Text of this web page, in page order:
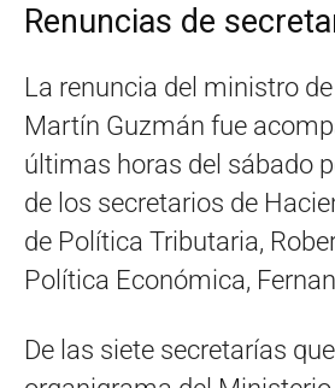
Renuncias de
La renuncia del ministro
Martín Guzmán fue
últimas horas del sábado
de los secretarios de
de Política Tributaria,
Política Económica,
De las siete secretarías